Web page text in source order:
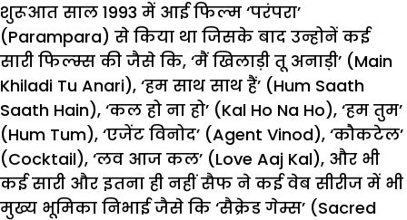
शुरूआत साल 1993 में आई फिल्म ‘परंपरा’
(Parampara) से किया था जिसके बाद उन्होनें कई
सारी फिल्म्स की जैसे कि, ‘मैं खिलाड़ी तू अनाड़ी’ (Main
Khiladi Tu Anari), ‘हम साथ साथ हैं’ (Hum Saath
Saath Hain), ‘कल हो ना हो’ (Kal Ho Na Ho), ‘हम तुम’
(Hum Tum), ‘एजेंट विनोद’ (Agent Vinod), ‘कौकटेल’
(Cocktail), ‘लव आज कल’ (Love Aaj Kal), और भी
कई सारी और इतना ही नहीं सैफ ने कई वेब सीरीज में भी
मुख्य भूमिका निभाई जैसे कि ‘सैक्रेड गेम्स’ (Sacred